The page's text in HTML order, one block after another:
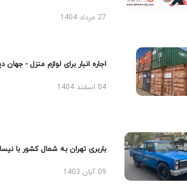
27 مرداد 1404
اجاره انبار برای لوازم منزل - جهان دپو
04 اسفند 1404
باربری تهران به شمال کشور با نیسان
09 آبان 1403